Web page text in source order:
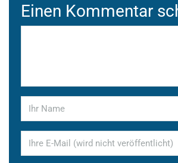
Einen Kommentar